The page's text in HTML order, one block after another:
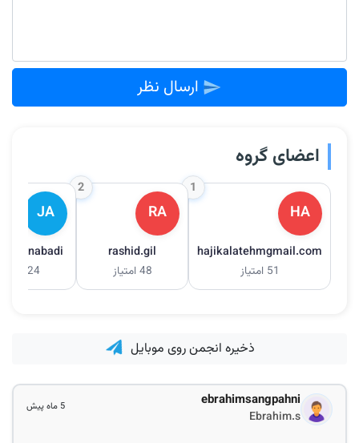
اعضای گروه
1
HA
hajikalatehmgmail.com
51 امتیاز
2
RA
rashid.gil
48 امتیاز
JA
24 امتیاز
ذخیره انجمن روی موبایل
ebrahimsangpahni
Ebrahim.s
5 ماه پیش